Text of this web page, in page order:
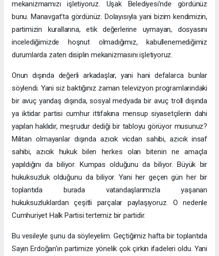
mekanizmamızı işletiyoruz. Uşak Belediyesi'nde gördünüz
bunu. Manavgat'ta gördünüz. Dolayısıyla yani bizim kendimizin,
partimizin kurallarına, etik değerlerine uymayan, dosyasını
incelediğimizde hoşnut olmadığımız, kabullenemediğimiz
durumlarda zaten disiplin mekanizmasını işletiyoruz.
Onun dışında değerli arkadaşlar, yani hani defalarca bunlar
söylendi. Yani siz baktığınız zaman televizyon programlarındaki
bir avuç yandaş dışında, sosyal medyada bir avuç troll dışında
ya iktidar partisi cumhur ittifakına mensup siyasetçilerin dahi
yapılan haklıdır, meşrudur dediği bir tabloyu görüyor musunuz?
Militan olmayanlar dışında azıcık vicdan sahibi, azıcık insaf
sahibi, azıcık hukuk bilen herkes olan bitenin ne amaçla
yapıldığını da biliyor. Kumpas olduğunu da biliyor. Büyük bir
hukuksuzluk olduğunu da biliyor. Yani her geçen gün her bir
toplantıda burada vatandaşlarımızla yaşanan
hukuksuzluklardan çeşitli parçalar paylaşıyoruz. O nedenle
Cumhuriyet Halk Partisi tertemiz bir partidir.
Bu vesileyle şunu da söyleyelim. Geçtiğimiz hafta bir toplantıda
Sayın Erdoğan'ın partimize yönelik çok çirkin ifadeleri oldu. Yani